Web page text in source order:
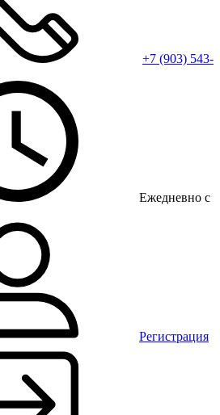
+7 (903) 543-
Ежедневно с
Регистрация